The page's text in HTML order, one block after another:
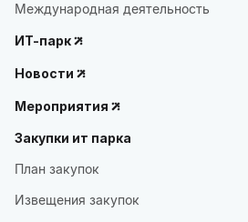
Международная деятельность
ИТ-парк
Новости
Мероприятия
Закупки ит парка
План закупок
Извещения закупок